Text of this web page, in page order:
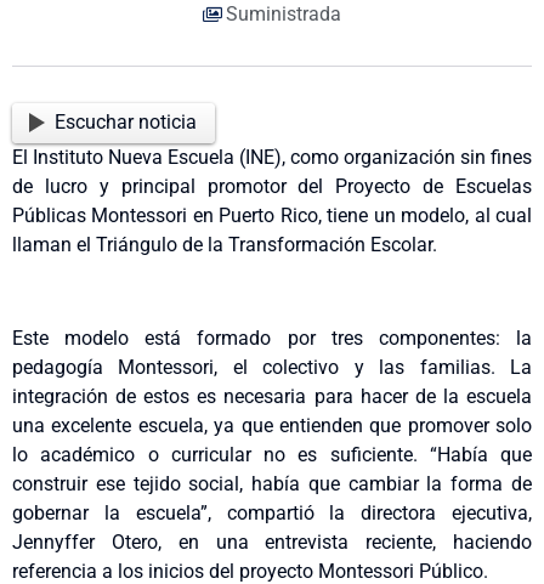
Suministrada
Escuchar noticia
El Instituto Nueva Escuela (INE), como organización sin fines
de lucro y principal promotor del Proyecto de Escuelas
Públicas Montessori en Puerto Rico, tiene un modelo, al cual
llaman el Triángulo de la Transformación Escolar.
Este modelo está formado por tres componentes: la
pedagogía Montessori, el colectivo y las familias. La
integración de estos es necesaria para hacer de la escuela
una excelente escuela, ya que entienden que promover solo
lo académico o curricular no es suficiente. “Había que
construir ese tejido social, había que cambiar la forma de
gobernar la escuela”, compartió la directora ejecutiva,
Jennyffer Otero, en una entrevista reciente, haciendo
referencia a los inicios del proyecto Montessori Público.